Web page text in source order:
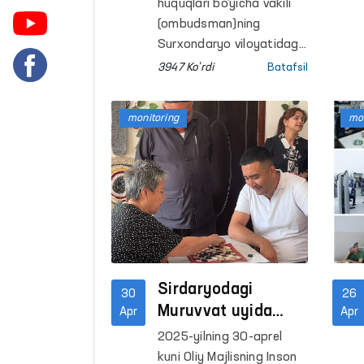
monitoring tashriflarini
amalga oshirishdi.
saqlanayotgan
shaxslar uchun
tashkil etildi
huquqlari bo‘yicha vakili
(ombudsman)ning
Surxondaryo viloyatidagi
mintaqaviy vakili 9-son
amalga oshirgan
monitoring tashriflarida
mahbuslardan sog‘ligi
yuzasidan murojaatlar
kelib tushgan edi.
3947 Ko'rdi Batafsil
30
Apr
Sirdaryodagi
Muruvvat uyida
saqlanayotgan
ayollar sharoiti
2025-yilning 30-aprel
kuni Oliy Majlisning Inson
monitoring
26
Apr